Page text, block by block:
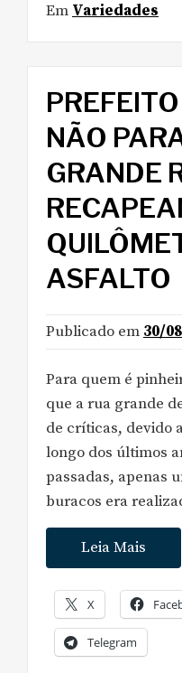
EmVariedades
NÃO
GRANDE
ASFALTO
Publicado em 30/
Para quem é
que a rua grande
de críticas, devido
longo dos últimos
passadas, apenas
buracos era
Leia Mais
X
Telegram